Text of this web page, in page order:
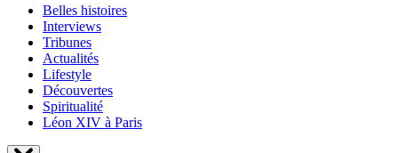
Belles histoires
Interviews
Tribunes
Actualités
Lifestyle
Découvertes
Spiritualité
Léon XIV à Paris